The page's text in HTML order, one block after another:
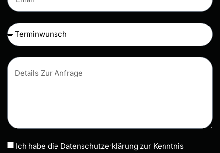
Ich habe die Datenschutzerklärung zur Kenntnis